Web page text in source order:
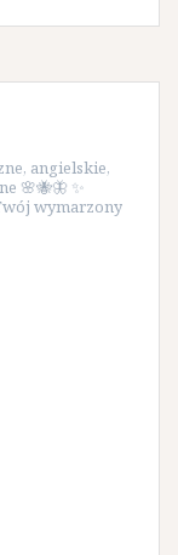
angielskie,
🌸🐝🦋 ✨
wymarzony